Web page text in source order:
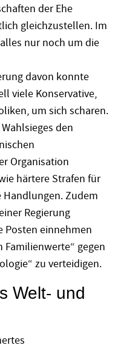
der Ehe
gleichzustellen. Im
nur noch um die
davon konnte
viele Konservative,
um sich scharen.
den
Organisation
härtere Strafen für
Zudem
Regierung
Posten einnehmen
gegen
zu verteidigen.
Welt- und